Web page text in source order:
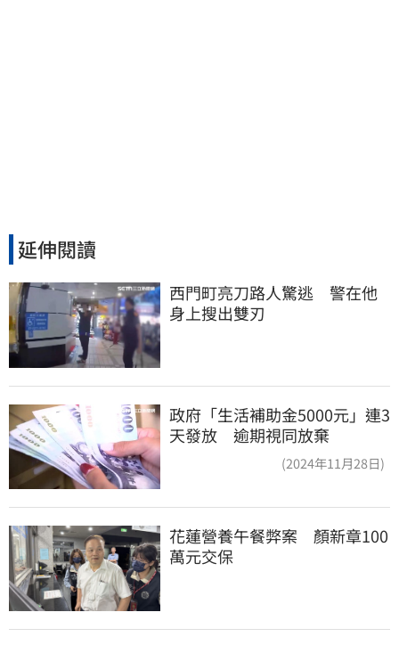
延伸閱讀
西門町亮刀路人驚逃　警在他
身上搜出雙刃
政府「生活補助金5000元」連3
天發放 逾期視同放棄
(2024年11月28日)
花蓮營養午餐弊案　顏新章100
萬元交保